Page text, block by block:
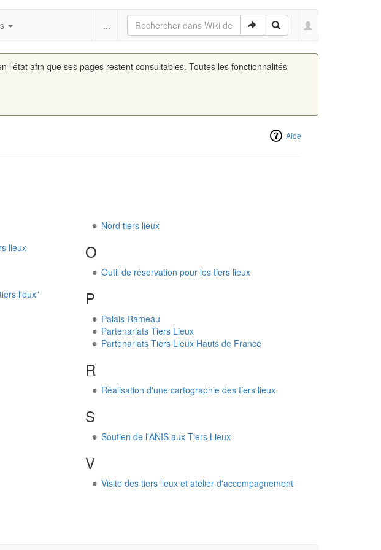
...
afin que ses pages restent consultables. Toutes les fonctionnalités
Aide
lieux
lieux"
Nord tiers lieux
O
Outil de réservation pour les tiers lieux
P
Palais Rameau
Partenariats Tiers Lieux
Partenariats Tiers Lieux Hauts de France
R
Réalisation d'une cartographie des tiers lieux
S
Soutien de l'ANIS aux Tiers Lieux
V
Visite des tiers lieux et atelier d'accompagnement